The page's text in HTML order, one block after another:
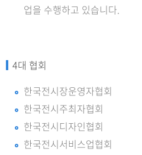
업을 수행하고 있습니다.
4대 협회
한국전시장운영자협회
한국전시주최자협회
한국전시디자인협회
한국전시서비스업협회